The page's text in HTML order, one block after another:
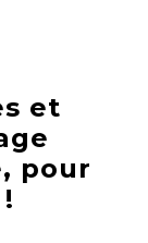
et
pour